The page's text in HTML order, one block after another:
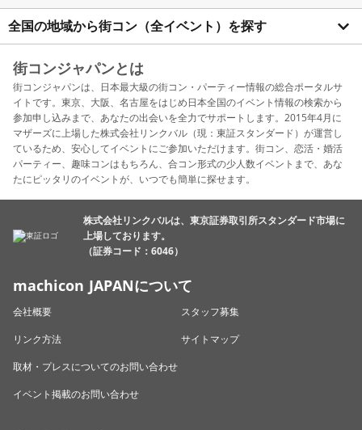
全国の地域から街コン（全イベント）を探す
街コンジャパンとは
街コンジャパンは、日本最大級の街コン・パーティー情報の総合ポータルサ
イトです。東京、大阪、名古屋をはじめ日本全国のイベント情報の検索から
参加申し込みまで、あなたの出会いを全力でサポートします。2015年4月に
マザーズに上場した株式会社リンクバル（現：東証スタンダード）が運営し
ているため、安心してイベントにご参加いただけます。街コン、恋活・婚活
パーティー、趣味コンはもちろん、合コン形式の少人数イベントまで、あな
たにピッタリのイベントが、いつでも簡単に探せます。
株式会社リンクバルは、東京証券取引所スタンダード市場に
上場しております。
（証券コード：6046）
machicon JAPANについて
会社概要
スタッフ募集
リンク方法
サイトマップ
取材・プレスについてのお問い合わせ
イベント掲載のお問い合わせ